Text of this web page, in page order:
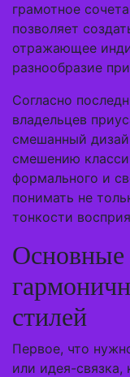
грамотное
позволяет
отражающее
разнообразие
Согласно
владельцев
смешанный
смешению
формального и
понимать не
тонкости
стилей
Первое, что
или идея-связка,